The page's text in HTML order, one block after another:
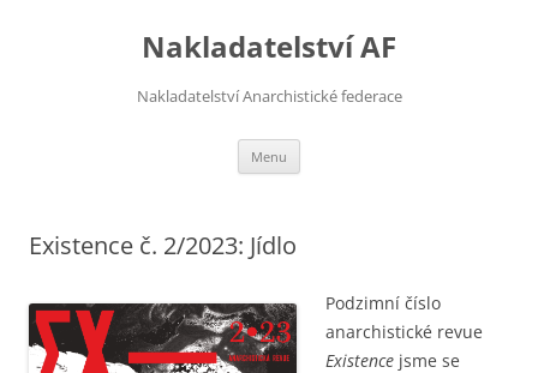
Nakladatelství AF
Nakladatelství Anarchistické federace
Menu
Existence č. 2/2023: Jídlo
Podzimní číslo
anarchistické revue
Existence jsme se